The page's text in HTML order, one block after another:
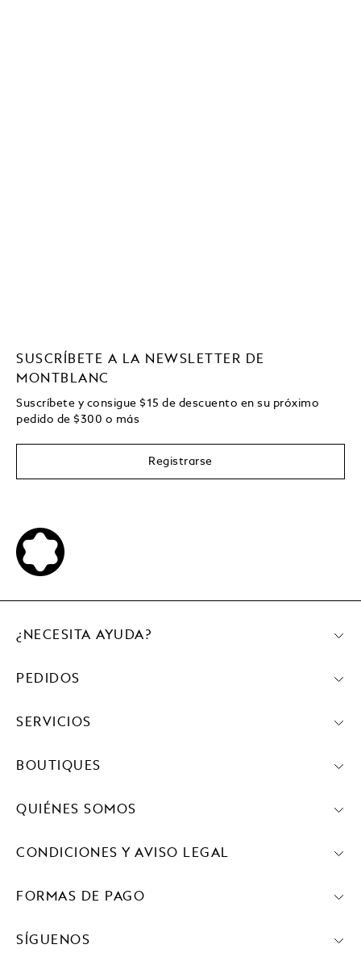
SUSCRÍBETE A LA NEWSLETTER DE
MONTBLANC
Suscríbete y consigue $15 de descuento en su próximo
pedido de $300 o más
Registrarse
FORMAS DE PAGO
SÍGUENOS
¿NECESITA AYUDA?
PEDIDOS
SERVICIOS
BOUTIQUES
QUIÉNES SOMOS
CONDICIONES Y AVISO LEGAL